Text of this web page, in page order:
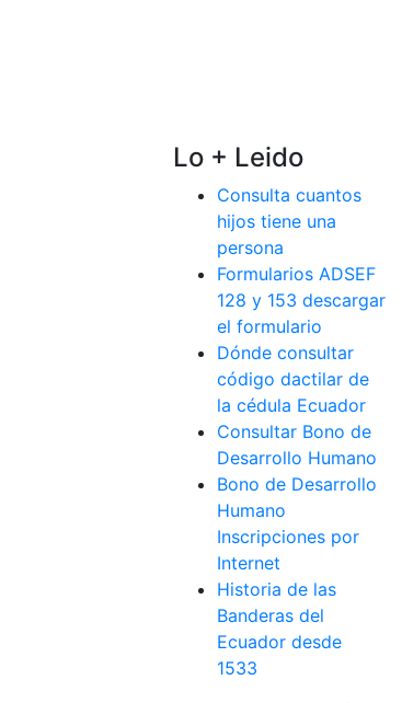
Lo + Leido
Consulta cuantos
hijos tiene una
persona
Formularios ADSEF
128 y 153 descargar
el formulario
Dónde consultar
código dactilar de
la cédula Ecuador
Consultar Bono de
Desarrollo Humano
Bono de Desarrollo
Humano
Inscripciones por
Internet
Historia de las
Banderas del
Ecuador desde
1533